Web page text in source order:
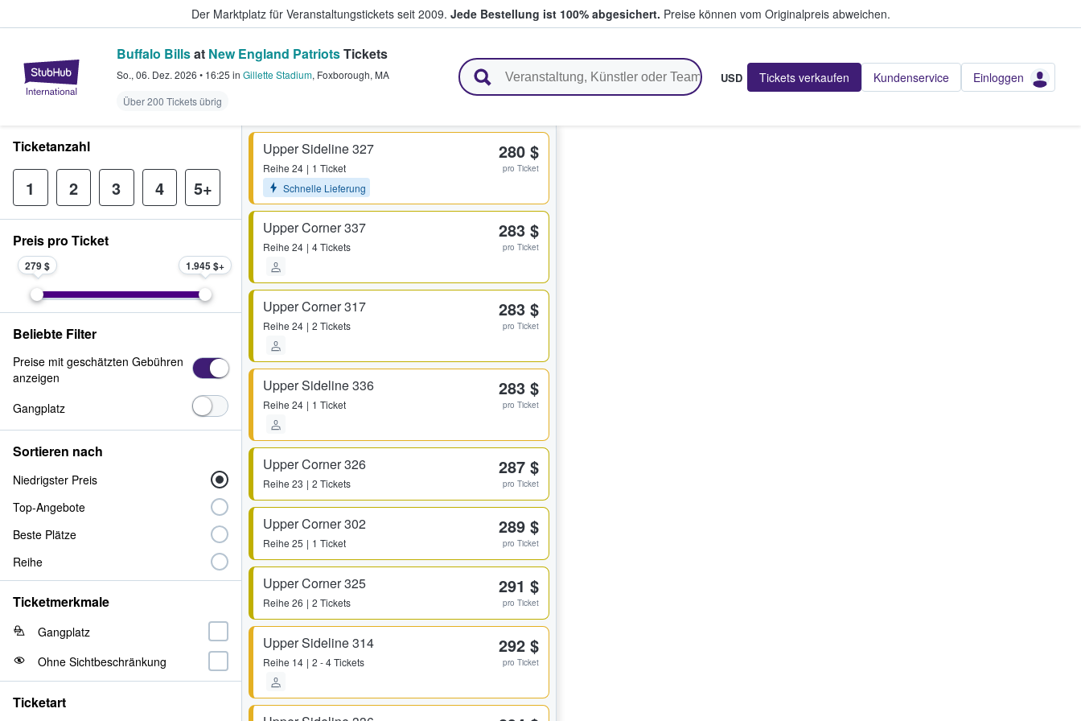
Der Marktplatz für Veranstaltungstickets seit 2009. Jede Bestellung ist 100% abgesichert. Preise können vom Originalpreis abweichen.
StubHub - Wo Fans Tickets kaufen & verkaufen
Buffalo Billsat New England PatriotsTickets
So., 06. Dez. 2026 • 16:25 in Gillette Stadium, Foxborough, MA
Über 200 Tickets übrig
USD Tickets verkaufen Kundenservice Einloggen
Upper Sideline 327
Reihe 24
1 Ticket
Schnelle Lieferung
280 $
pro Ticket
Upper Corner 337
Reihe 24 4 Tickets
283 $
pro Ticket
Upper Corner 317
Reihe 24 2 Tickets
283 $
pro Ticket
Upper Sideline 336
Reihe 24 1 Ticket
283 $
pro Ticket
Upper Corner 326
Reihe 23 2 Tickets
287 $
pro Ticket
Upper Corner 302
Reihe 25 1 Ticket
289 $
pro Ticket
Upper Corner 325
Reihe 26 2 Tickets
291 $
pro Ticket
Upper Sideline 314
Reihe 14 2 - 4 Tickets
292 $
pro Ticket
Ticketanzahl
1 2 3 4 5+
Preis pro Ticket
279 $ 1.945 $
Beliebte Filter
Preise mit geschätzten Gebühren
anzeigen
Gangplatz
Sortieren nach
Niedrigster Preis
Top-Angebote
Beste Plätze
Reihe
Ticketmerkmale
Gangplatz
Ohne Sichtbeschränkung
Ticketart